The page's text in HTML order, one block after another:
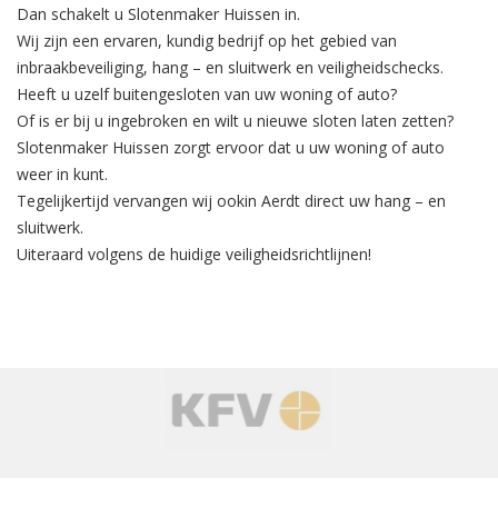
Dan schakelt u Slotenmaker Huissen in.
Wij zijn een ervaren, kundig bedrijf op het gebied van
inbraakbeveiliging, hang – en sluitwerk en veiligheidschecks.
Heeft u uzelf buitengesloten van uw woning of auto?
Of is er bij u ingebroken en wilt u nieuwe sloten laten zetten?
Slotenmaker Huissen zorgt ervoor dat u uw woning of auto
weer in kunt.
Tegelijkertijd vervangen wij ookin Aerdt direct uw hang – en
sluitwerk.
Uiteraard volgens de huidige veiligheidsrichtlijnen!